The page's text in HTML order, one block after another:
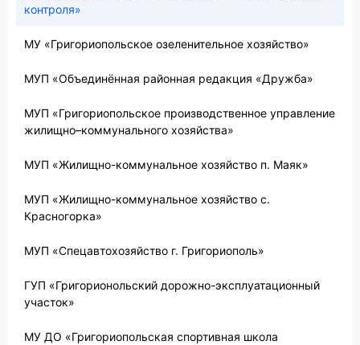
контроля»
МУ «Григориопольское озеленительное хозяйство»
МУП «Объединённая районная редакция «Дружба»
МУП «Григориопольское производственное управление
жилищно–коммунального хозяйства»
МУП «Жилищно-коммунальное хозяйство п. Маяк»
МУП «Жилищно-коммунальное хозяйство с.
Красногорка»
МУП «Спецавтохозяйство г. Григориополь»
ГУП «Григорионольский дорожно-эксплуатационный
участок»
МУ ДО «Григориопольская спортивная школа